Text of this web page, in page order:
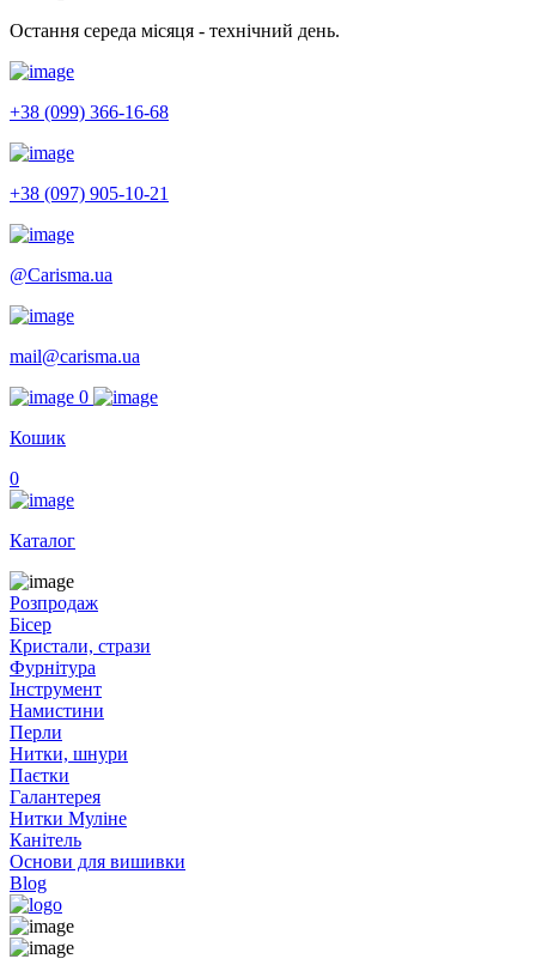
Остання середа місяця - технічний день.
+38 (099) 366-16-68
+38 (097) 905-10-21
@Carisma.ua
mail@carisma.ua
0
Кошик
0
Каталог
Розпродаж
Бісер
Кристали, стрази
Фурнітура
Інструмент
Намистини
Перли
Нитки, шнури
Паєтки
Галантерея
Нитки Муліне
Канітель
Основи для вишивки
Blog